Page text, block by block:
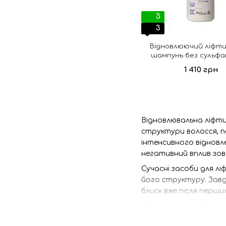
Відновлювальна
структури волосся,
інтенсивного
негативний вплив
Сучасні засоби для
його структуру.
блиск вже після
3
3
Відновлюючий
шампунь без
Helen Seward
1 410 грн